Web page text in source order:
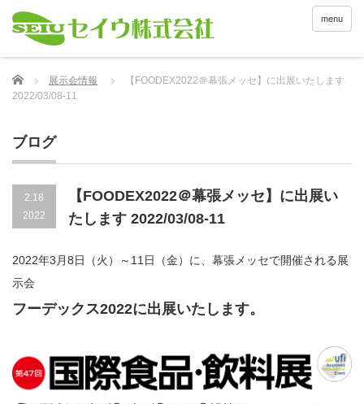
menu
Home 展示会情報
【FOODEX2022＠幕張メッセ】に出展いたします
2022/03/08-11
ブログ
2.18
2022
【FOODEX2022＠幕張メッセ】に出展い
たします 2022/03/08-11
2022年3月8日（火）～11日（金）に、幕張メッセで開催される展
示会
フーデックス2022に出展いたします。